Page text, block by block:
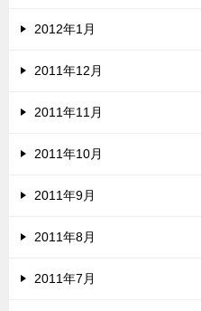
2012年1月
2011年12月
2011年11月
2011年10月
2011年9月
2011年8月
2011年7月